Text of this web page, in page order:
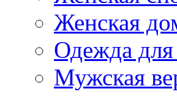
Женская
Одежда
Мужская